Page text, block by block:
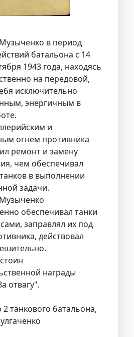
в период
батальона с 14
1943 года, находясь
на передовой,
исключительно
энергичным в
и
огнем противника
ремонт и замену
чем обеспечивал
в выполнении
задачи.
обеспечивал танки
заправлял их под
действовал
награды
отвагу".
танкового батальона,